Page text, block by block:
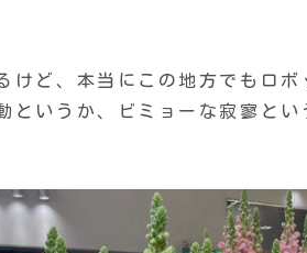
けど、本当にこの地方でもロ
というか、ビミョーな寂寥と